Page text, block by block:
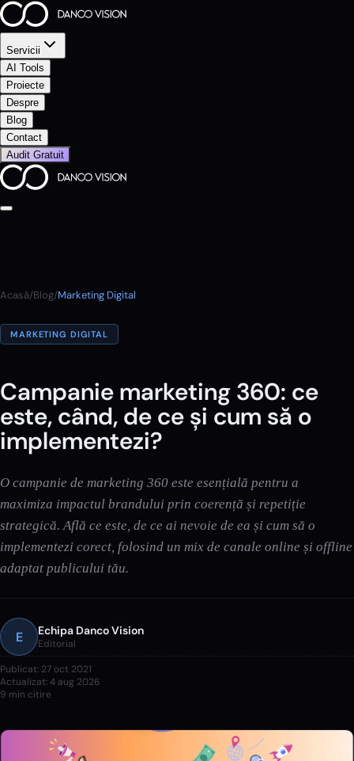
Servicii
AI Tools
Proiecte
Despre
Blog
Contact
Audit Gratuit
Acasă/Blog/Marketing Digital
MARKETING DIGITAL
Campanie marketing 360: ce
este, când, de ce și cum să o
implementezi?
O campanie de marketing 360 este esențială pentru a
maximiza impactul brandului prin coerență și repetiție
strategică. Află ce este, de ce ai nevoie de ea și cum să o
implementezi corect, folosind un mix de canale online și offline
adaptat publicului tău.
E Echipa Danco Vision
Editorial
Publicat: 27 oct 2021
Actualizat:4 aug 2026
9 min citire